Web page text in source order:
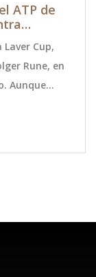
ATP de
Cup,
Rune, en
Aunque
su